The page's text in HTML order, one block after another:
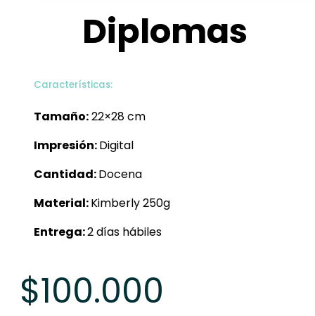
Diplomas
Características:
Tamaño:22×28 cm
Impresión:Digital
Cantidad:Docena
Material:Kimberly 250g
Entrega:2 días hábiles
$100.000